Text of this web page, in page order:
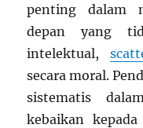
penting dalam
depan yang
intelektual,
secara moral.
sistematis
kebaikan